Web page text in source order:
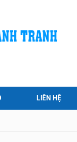
LIÊN HỆ